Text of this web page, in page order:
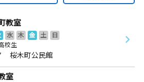
教室
水 木 金 土
日
校生
桜木町公民館
室